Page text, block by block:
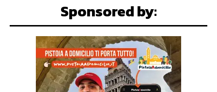
Sponsored by: